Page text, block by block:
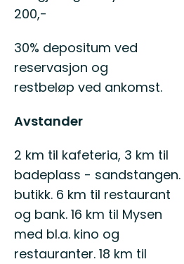
200,-
30% depositum ved
reservasjon og
restbeløp ved ankomst.
Avstander
2 km til kafeteria, 3 km til
badeplass - sandstangen.
butikk. 6 km til restaurant
og bank. 16 km til Mysen
med bl.a. kino og
restauranter. 18 km til